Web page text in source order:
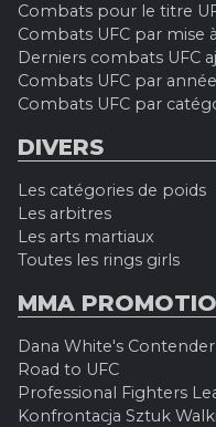
Combats pour le titre
Combats UFC par mise
Derniers combats UFC
Combats UFC par année
Combats UFC par
DIVERS
Les catégories de poids
Les arbitres
Les arts martiaux
Toutes les rings girls
MMA
Dana White's Contender
Road to UFC
Professional Fighters
Konfrontacja Sztuk